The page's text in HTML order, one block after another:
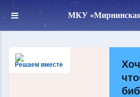
МКУ
Решаем вместе